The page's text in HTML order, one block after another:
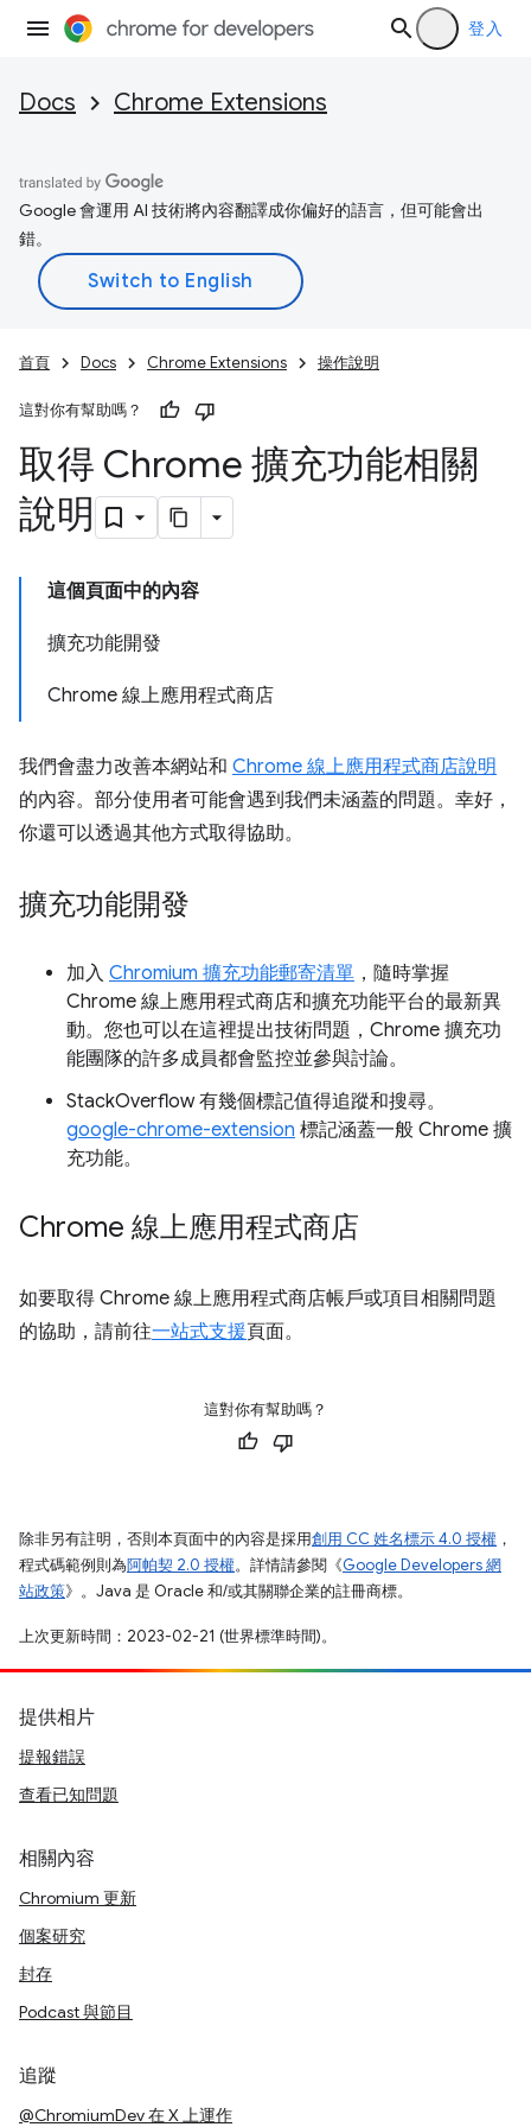
登入
Docs Chrome Extensions
Google 會運用 AI 技術將內容翻譯成你偏好的語言，但可能會出
錯。
首頁 Docs Chrome Extensions 操作說明
這對你有幫助嗎？
取得 Chrome 擴充功能相關
說明
這個頁面中的內容
擴充功能開發
Chrome 線上應用程式商店
我們會盡力改善本網站和 Chrome 線上應用程式商店說明
的內容。部分使用者可能會遇到我們未涵蓋的問題。幸好，
你還可以透過其他方式取得協助。
擴充功能開發
加入 Chromium 擴充功能郵寄清單 ，隨時掌握
Chrome 線上應用程式商店和擴充功能平台的最新異
動。您也可以在這裡提出技術問題，Chrome 擴充功
能團隊的許多成員都會監控並參與討論。
StackOverflow 有幾個標記值得追蹤和搜尋。
google-chrome-extension 標記涵蓋一般 Chrome 擴
充功能。
Chrome 線上應用程式商店
如要取得 Chrome 線上應用程式商店帳戶或項目相關問題
的協助，請前往一站式支援頁面。
這對你有幫助嗎？
除非另有註明，否則本頁面中的內容是採用創用 CC 姓名標示 4.0 授權 ，
程式碼範例則為阿帕契 2.0 授權。詳情請參閱《Google Developers 網
站政策》。Java 是 Oracle 和/或其關聯企業的註冊商標。
上次更新時間：2023-02-21 (世界標準時間)。
提供相片
提報錯誤
查看已知問題
相關內容
Chromium 更新
個案研究
封存
Podcast 與節目
追蹤
@ChromiumDev 在 X 上運作